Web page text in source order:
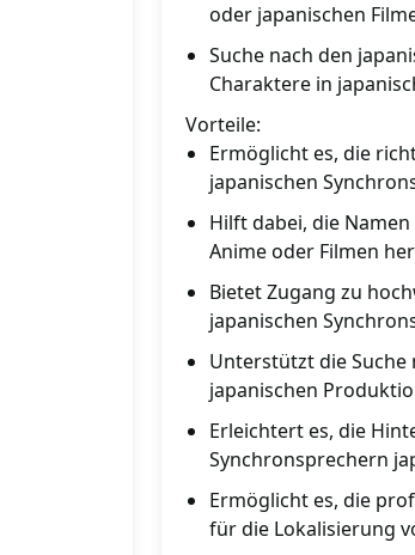
oder japanischen
Suche nach den
Charaktere in
Vorteile:
Ermöglicht es, die
japanischen
Hilft dabei, die
Anime oder Filmen
Bietet Zugang zu
japanischen
Unterstützt die Suche
japanischen
Erleichtert es, die
Synchronsprechern
Ermöglicht es, die
für die Lokalisierung